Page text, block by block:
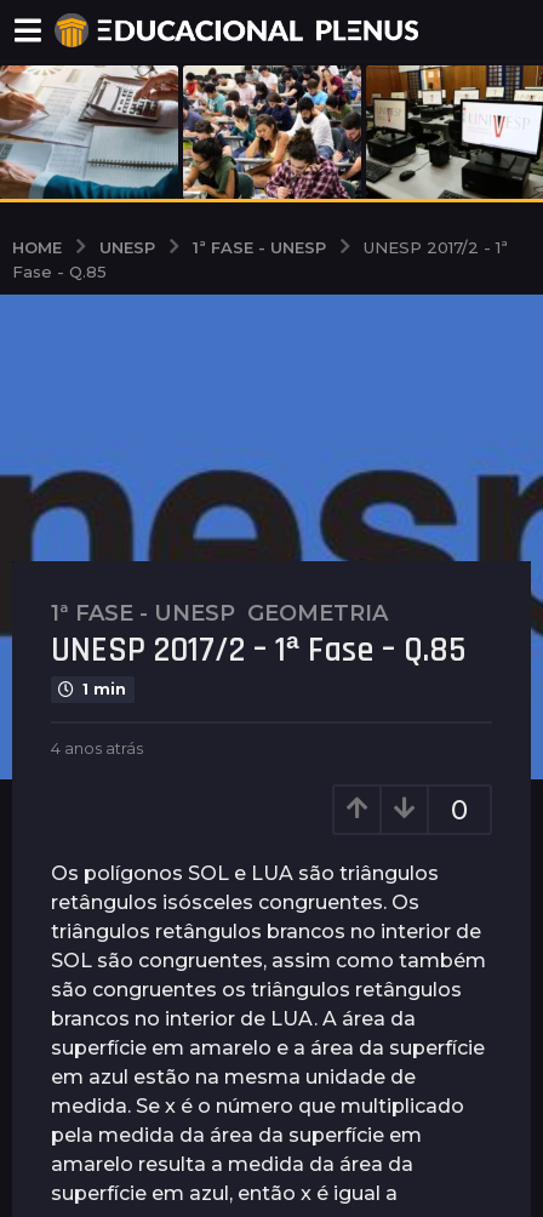
HOME UNESP 1ª FASE - UNESP
UNESP 2017/2 - 1ª
Fase - Q.85
4
a
o
a
s
4
a
n
o
s
a
t
r
á
s
1ª FASE - UNESP ,GEOMETRIA
UNESP 2017/2 – 1ª Fase – Q.85
1 min
b
n
u
s
4 anos atrás
t
r
á
s
0
Os polígonos SOL e LUA são triângulos
retângulos isósceles congruentes. Os
triângulos retângulos brancos no interior de
SOL são congruentes, assim como também
são congruentes os triângulos retângulos
brancos no interior de LUA. A área da
superfície em amarelo e a área da superfície
em azul estão na mesma unidade de
medida. Se x é o número que multiplicado
pela medida da área da superfície em
amarelo resulta a medida da área da
superfície em azul, então x é igual a